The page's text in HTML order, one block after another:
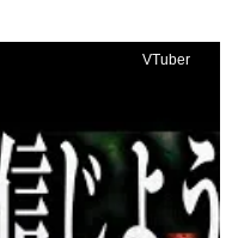
VTuber